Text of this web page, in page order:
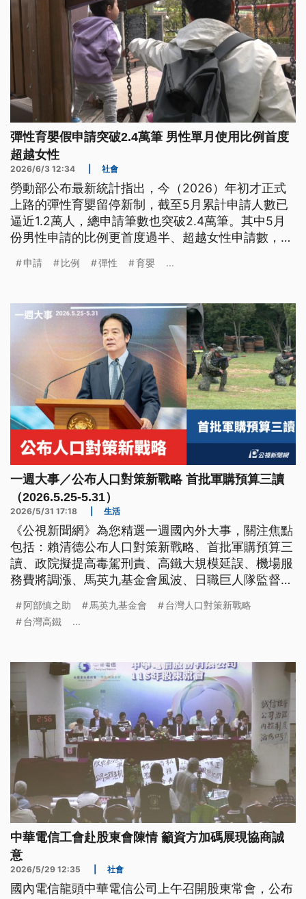
彈性育嬰假申請突破2.4萬筆 男性單月使用比例首度
超越女性
2026/6/3 12:34 社會
勞動部公布最新統計指出，今（2026）年初才正式
上路的彈性育嬰留停新制，截至5月累計申請人數已
逼近1.2萬人，總申請筆數也突破2.4萬筆。其中5月
份男性申請的比例更首度過半、超越女性申請數，打
申請 比例 彈性 育嬰 ...
一週大事／公布人口對策新戰略 首批軍購預算三讀
（2026.5.25-5.31）
2026/5/31 17:18 生活
《公視新聞網》為您精選一週國內外大事，關注焦點
包括：賴清德公布人口對策新戰略、首批軍購預算三
讀、政院擬提高毒駕刑責、高鐵大規模延誤、機場服
務費將調漲、馬英九基金會風波、日職巨人隊監督涉
阿部慎之助 馬英九基金會
台灣人口對策新戰略
台灣高鐵
...
中華電信工會赴股東會陳情 籲資方加碼展現協商誠
意
2026/5/29 12:35 社會
國內電信龍頭中華電信公司上午召開股東常會，公布